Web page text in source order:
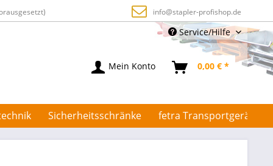
info@stapler-profishop.de
Service/Hilfe
Mein Konto 0,00 € *
Sicherheitsschränke fetra Transportgeräte